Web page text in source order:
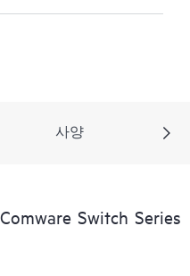
사양
Switch Series